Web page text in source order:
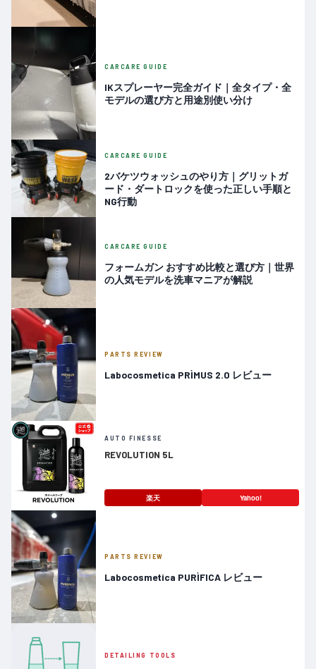
CARCARE GUIDE
IKスプレーヤー完全ガイド｜全タイプ・全
モデルの選び方と用途別使い分け
CARCARE GUIDE
2バケツウォッシュのやり方｜グリットガ
ード・ダートロックを使った正しい手順と
NG行動
CARCARE GUIDE
フォームガン おすすめ比較と選び方｜世界
の人気モデルを洗車マニアが解説
PARTS REVIEW
Labocosmetica PRÌMUS 2.0 レビュー
AUTO FINESSE
REVOLUTION 5L
楽天 Yahoo!
PARTS REVIEW
Labocosmetica PURÌFICA レビュー
DETAILING TOOLS